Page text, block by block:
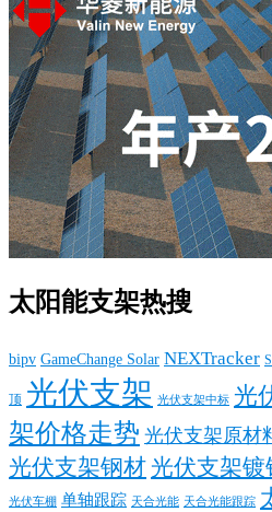
太阳能支架热搜
bipv GameChange Solar NEXTracker
顶 光伏支架 光伏支架中标 光
架价格走势 光伏支架原材
光伏支架钢材光伏支架镀
光伏车棚 单轴跟踪 天合光能 天合光能跟踪